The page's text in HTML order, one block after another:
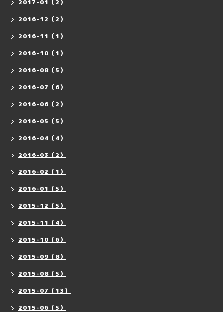
2017-01（2）
2016-12（2）
2016-11（1）
2016-10（1）
2016-08（5）
2016-07（6）
2016-06（2）
2016-05（5）
2016-04（4）
2016-03（2）
2016-02（1）
2016-01（5）
2015-12（5）
2015-11（4）
2015-10（6）
2015-09（8）
2015-08（5）
2015-07（13）
2015-06（5）